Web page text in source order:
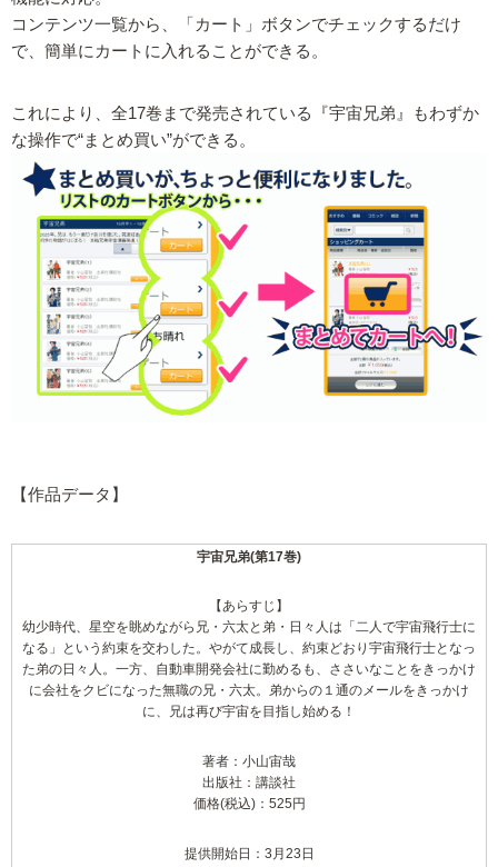
コンテンツ一覧から、「カート」ボタンでチェックするだけ
で、簡単にカートに入れることができる。
これにより、全17巻まで発売されている『宇宙兄弟』もわずか
な操作で“まとめ買い”ができる。
【作品データ】
宇宙兄弟(第17巻)
【あらすじ】
幼少時代、星空を眺めながら兄・六太と弟・日々人は「二人で宇宙飛行士に
なる」という約束を交わした。やがて成長し、約束どおり宇宙飛行士となっ
た弟の日々人。一方、自動車開発会社に勤めるも、ささいなことをきっかけ
に会社をクビになった無職の兄・六太。弟からの１通のメールをきっかけ
に、兄は再び宇宙を目指し始める！
著者：小山宙哉
出版社：講談社
価格(税込)：525円
提供開始日：3月23日